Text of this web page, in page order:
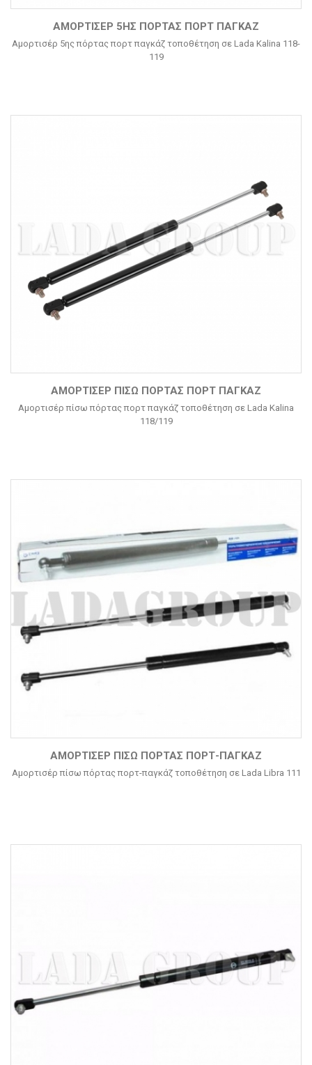
ΑΜΟΡΤΙΣΈΡ 5ΗΣ ΠΌΡΤΑΣ ΠΟΡΤ ΠΑΓΚΆΖ
Αμορτισέρ 5ης πόρτας πορτ παγκάζ τοποθέτηση σε Lada Kalina 118-
119
ΑΜΟΡΤΙΣΈΡ ΠΊΣΩ ΠΌΡΤΑΣ ΠΟΡΤ ΠΑΓΚΆΖ
Αμορτισέρ πίσω πόρτας πορτ παγκάζ τοποθέτηση σε Lada Kalina
118/119
ΑΜΟΡΤΙΣΈΡ ΠΊΣΩ ΠΌΡΤΑΣ ΠΟΡΤ-ΠΑΓΚΆΖ
Αμορτισέρ πίσω πόρτας πορτ-παγκάζ τοποθέτηση σε Lada Libra 111